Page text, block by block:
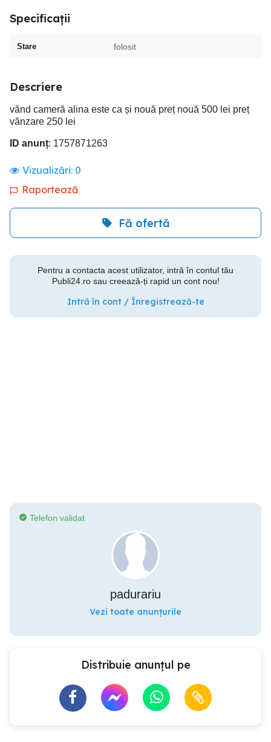
Specificații
Stare folosit
Descriere
vănd cameră alina este ca și nouă preț nouă 500 lei preț
vănzare 250 lei
ID anunț: 1757871263
Vizualizări: 0
Raportează
Fă ofertă
Pentru a contacta acest utilizator, intră în contul tău
Publi24.ro sau creează-ți rapid un cont nou!
Intră în cont / Înregistrează-te
Telefon validat
padurariu
Vezi toate anunțurile
Distribuie anunțul pe